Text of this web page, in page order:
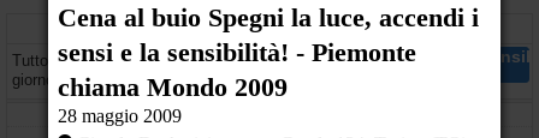
giovedì
Tutto il
giorno
Cena al buio Spegni la luce, accendi i sensi e la
08
Cena al buio Spegni la luce, accendi i
sensi e la sensibilità! - Piemonte
chiama Mondo 2009
28 maggio 2009